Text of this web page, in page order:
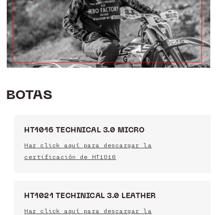
BOTAS
HT1016 TECHNICAL 3.0 MICRO
Haz click aquí para descargar la
certificación de HT1016
HT1021 TECHINICAL 3.0 LEATHER
Haz click aquí para descargar la